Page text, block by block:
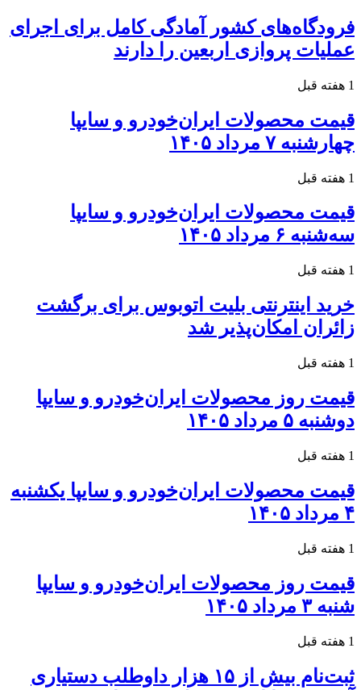
فرودگاه‌های کشور آمادگی کامل برای اجرای
عملیات پروازی اربعین را دارند
1 هفته قبل
قیمت محصولات ایران‌خودرو و سایپا
چهارشنبه ۷ مرداد ۱۴۰۵
1 هفته قبل
قیمت محصولات ایران‌خودرو و سایپا
سه‌شنبه ۶ مرداد ۱۴۰۵
1 هفته قبل
خرید اینترنتی بلیت اتوبوس برای برگشت
زائران امکان‌پذیر شد
1 هفته قبل
قیمت روز محصولات ایران‌خودرو و سایپا
دوشنبه ۵ مرداد ۱۴۰۵
1 هفته قبل
قیمت محصولات ایران‌خودرو و سایپا یکشنبه
۴ مرداد ۱۴۰۵
1 هفته قبل
قیمت روز محصولات ایران‌خودرو و سایپا
شنبه ۳ مرداد ۱۴۰۵
1 هفته قبل
ثبت‌نام بیش از ۱۵ هزار داوطلب دستیاری